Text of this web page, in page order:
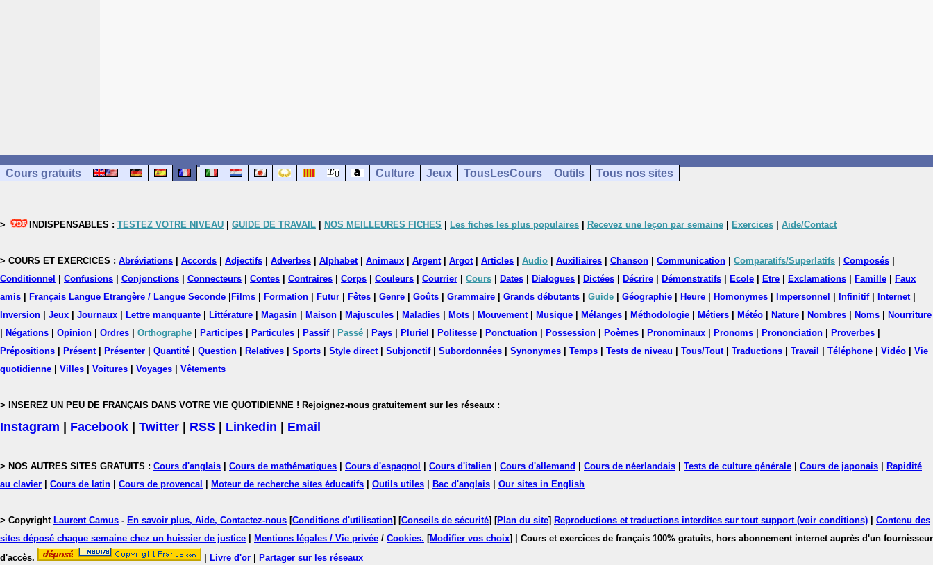
Cours gratuits Culture Jeux TousLesCours Outils Tous nos sites
> INDISPENSABLES : TESTEZ VOTRE NIVEAU GUIDE DE TRAVAIL NOS MEILLEURES FICHES Les fiches les plus populaires Recevez une leçon par semaine Exercices Aide/Contact
> COURS ET EXERCICES : Abréviations Accords Adjectifs Adverbes Alphabet| Animaux Argent| Argot| Articles Audio Auxiliaires Chanson Communication Comparatifs/Superlatifs Composés
Conditionnel
Confusions Conjonctions Connecteurs Contes Contraires Corps Couleurs Courrier Cours Dates Dialogues Dictées Décrire Démonstratifs Ecole Etre Exclamations Famille
Faux
amis
Français Langue Etrangère / Langue Seconde Films Formation Futur Fêtes Genre Goûts Grammaire Grands débutants Guide Géographie Heure Homonymes Impersonnel Infinitif| Internet|
Inversion
Jeux Journaux Lettre manquante Littérature Magasin Maison Majuscules Maladies Mots Mouvement| Musique Mélanges Méthodologie Métiers Météo Nature Nombres Noms
Nourriture
Négations Opinion Ordres Orthographe Participes Particules Passif| Passé Pays Pluriel Politesse Ponctuation Possession Poèmes Pronominaux Pronoms Prononciation Proverbes
Prépositions
Présent| Présenter Quantité Question Relatives Sports Style direct| Subjonctif| Subordonnées Synonymes Temps Tests de niveau Tous/Tout| Traductions Travail Téléphone Vidéo
Vie
quotidienne
Villes Voitures Voyages Vêtements
> INSEREZ UN PEU DE FRANÇAIS DANS VOTRE VIE QUOTIDIENNE ! Rejoignez-nous gratuitement sur les réseaux :
Instagram Facebook Twitter RSS Linkedin Email
> NOS AUTRES SITES GRATUITS : Cours d'anglais Cours de mathématiques Cours d'espagnol Cours d'italien Cours d'allemand Cours de néerlandais Tests de culture générale Cours de japonais
Rapidité
au clavier
Cours de latin Cours de provencal Moteur de recherche sites éducatifs Outils utiles Bac d'anglais Our sites in English
> Copyright Laurent Camus - En savoir plus, Aide, Contactez-nous [Conditions d'utilisation] [Conseils de sécurité] [Plan du site] Reproductions et traductions interdites sur tout support (voir conditions)
Contenu des
sites déposé chaque semaine chez un huissier de justice
Mentions légales / Vie privée / Cookies. [Modifier vos choix]
| Cours et exercices de français 100% gratuits, hors abonnement internet auprès d'un fournisseur
d'accès.
Livre d'or Partager sur les réseaux